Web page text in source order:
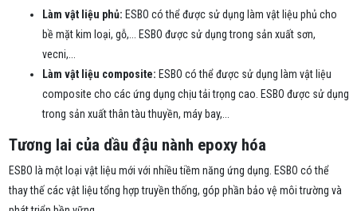
Làm vật liệu phủ: ESBO có thể được sử dụng làm vật liệu phủ cho
bề mặt kim loại, gỗ,... ESBO được sử dụng trong sản xuất sơn,
vecni,...
Làm vật liệu composite: ESBO có thể được sử dụng làm vật liệu
composite cho các ứng dụng chịu tải trọng cao. ESBO được sử dụng
trong sản xuất thân tàu thuyền, máy bay,...
Tương lai của dầu đậu nành epoxy hóa
ESBO là một loại vật liệu mới với nhiều tiềm năng ứng dụng. ESBO có thể
thay thế các vật liệu tổng hợp truyền thống, góp phần bảo vệ môi trường và